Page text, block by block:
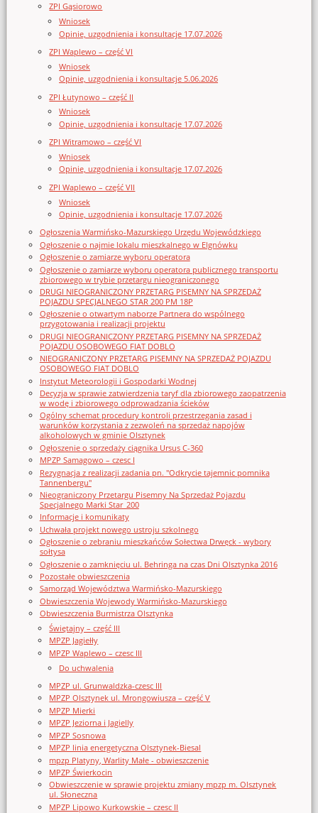
ZPI Gąsiorowo
Wniosek
Opinie, uzgodnienia i konsultacje 17.07.2026
ZPI Waplewo – część VI
Wniosek
Opinie, uzgodnienia i konsultacje 5.06.2026
ZPI Łutynowo – część II
Wniosek
Opinie, uzgodnienia i konsultacje 17.07.2026
ZPI Witramowo – część VI
Wniosek
Opinie, uzgodnienia i konsultacje 17.07.2026
ZPI Waplewo – część VII
Wniosek
Opinie, uzgodnienia i konsultacje 17.07.2026
Ogłoszenia Warmińsko-Mazurskiego Urzędu Wojewódzkiego
Ogłoszenie o najmie lokalu mieszkalnego w Elgnówku
Ogłoszenie o zamiarze wyboru operatora
Ogłoszenie o zamiarze wyboru operatora publicznego transportu
zbiorowego w trybie przetargu nieograniczonego
DRUGI NIEOGRANICZONY PRZETARG PISEMNY NA SPRZEDAŻ
POJAZDU SPECJALNEGO STAR 200 PM 18P
Ogłoszenie o otwartym naborze Partnera do wspólnego
przygotowania i realizacji projektu
DRUGI NIEOGRANICZONY PRZETARG PISEMNY NA SPRZEDAŻ
POJAZDU OSOBOWEGO FIAT DOBLO
NIEOGRANICZONY PRZETARG PISEMNY NA SPRZEDAŻ POJAZDU
OSOBOWEGO FIAT DOBLO
Instytut Meteorologii i Gospodarki Wodnej
Decyzja w sprawie zatwierdzenia taryf dla zbiorowego zaopatrzenia
w wodę i zbiorowego odprowadzania ścieków
Ogólny schemat procedury kontroli przestrzegania zasad i
warunków korzystania z zezwoleń na sprzedaż napojów
alkoholowych w gminie Olsztynek
Ogłoszenie o sprzedaży ciągnika Ursus C-360
MPZP Samagowo – czesc I
Rezygnacja z realizacji zadania pn. "Odkrycie tajemnic pomnika
Tannenbergu"
Nieograniczony Przetargu Pisemny Na Sprzedaż Pojazdu
Specjalnego Marki Star_200
Informacje i komunikaty
Uchwała projekt nowego ustroju szkolnego
Ogłoszenie o zebraniu mieszkańców Sołectwa Drwęck - wybory
sołtysa
Ogłoszenie o zamknięciu ul. Behringa na czas Dni Olsztynka 2016
Pozostałe obwieszczenia
Samorząd Województwa Warmińsko-Mazurskiego
Obwieszczenia Wojewody Warmińsko-Mazurskiego
Obwieszczenia Burmistrza Olsztynka
Świętajny – część III
MPZP Jagiełły
MPZP Waplewo – czesc III
Do uchwalenia
MPZP ul. Grunwaldzka-czesc III
MPZP Olsztynek ul. Mrongowiusza – część V
MPZP Mierki
MPZP Jeziorna i Jagielly
MPZP Sosnowa
MPZP linia energetyczna Olsztynek-Biesal
mpzp Platyny, Warlity Małe - obwieszczenie
MPZP Świerkocin
Obwieszczenie w sprawie projektu zmiany mpzp m. Olsztynek
ul. Słoneczna
MPZP Lipowo Kurkowskie – czesc II